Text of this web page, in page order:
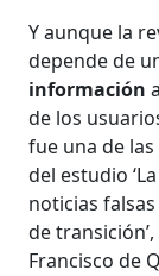
Y aunque la
depende de
información
de los
fue una de
del estudio
noticias
de
Francisco de